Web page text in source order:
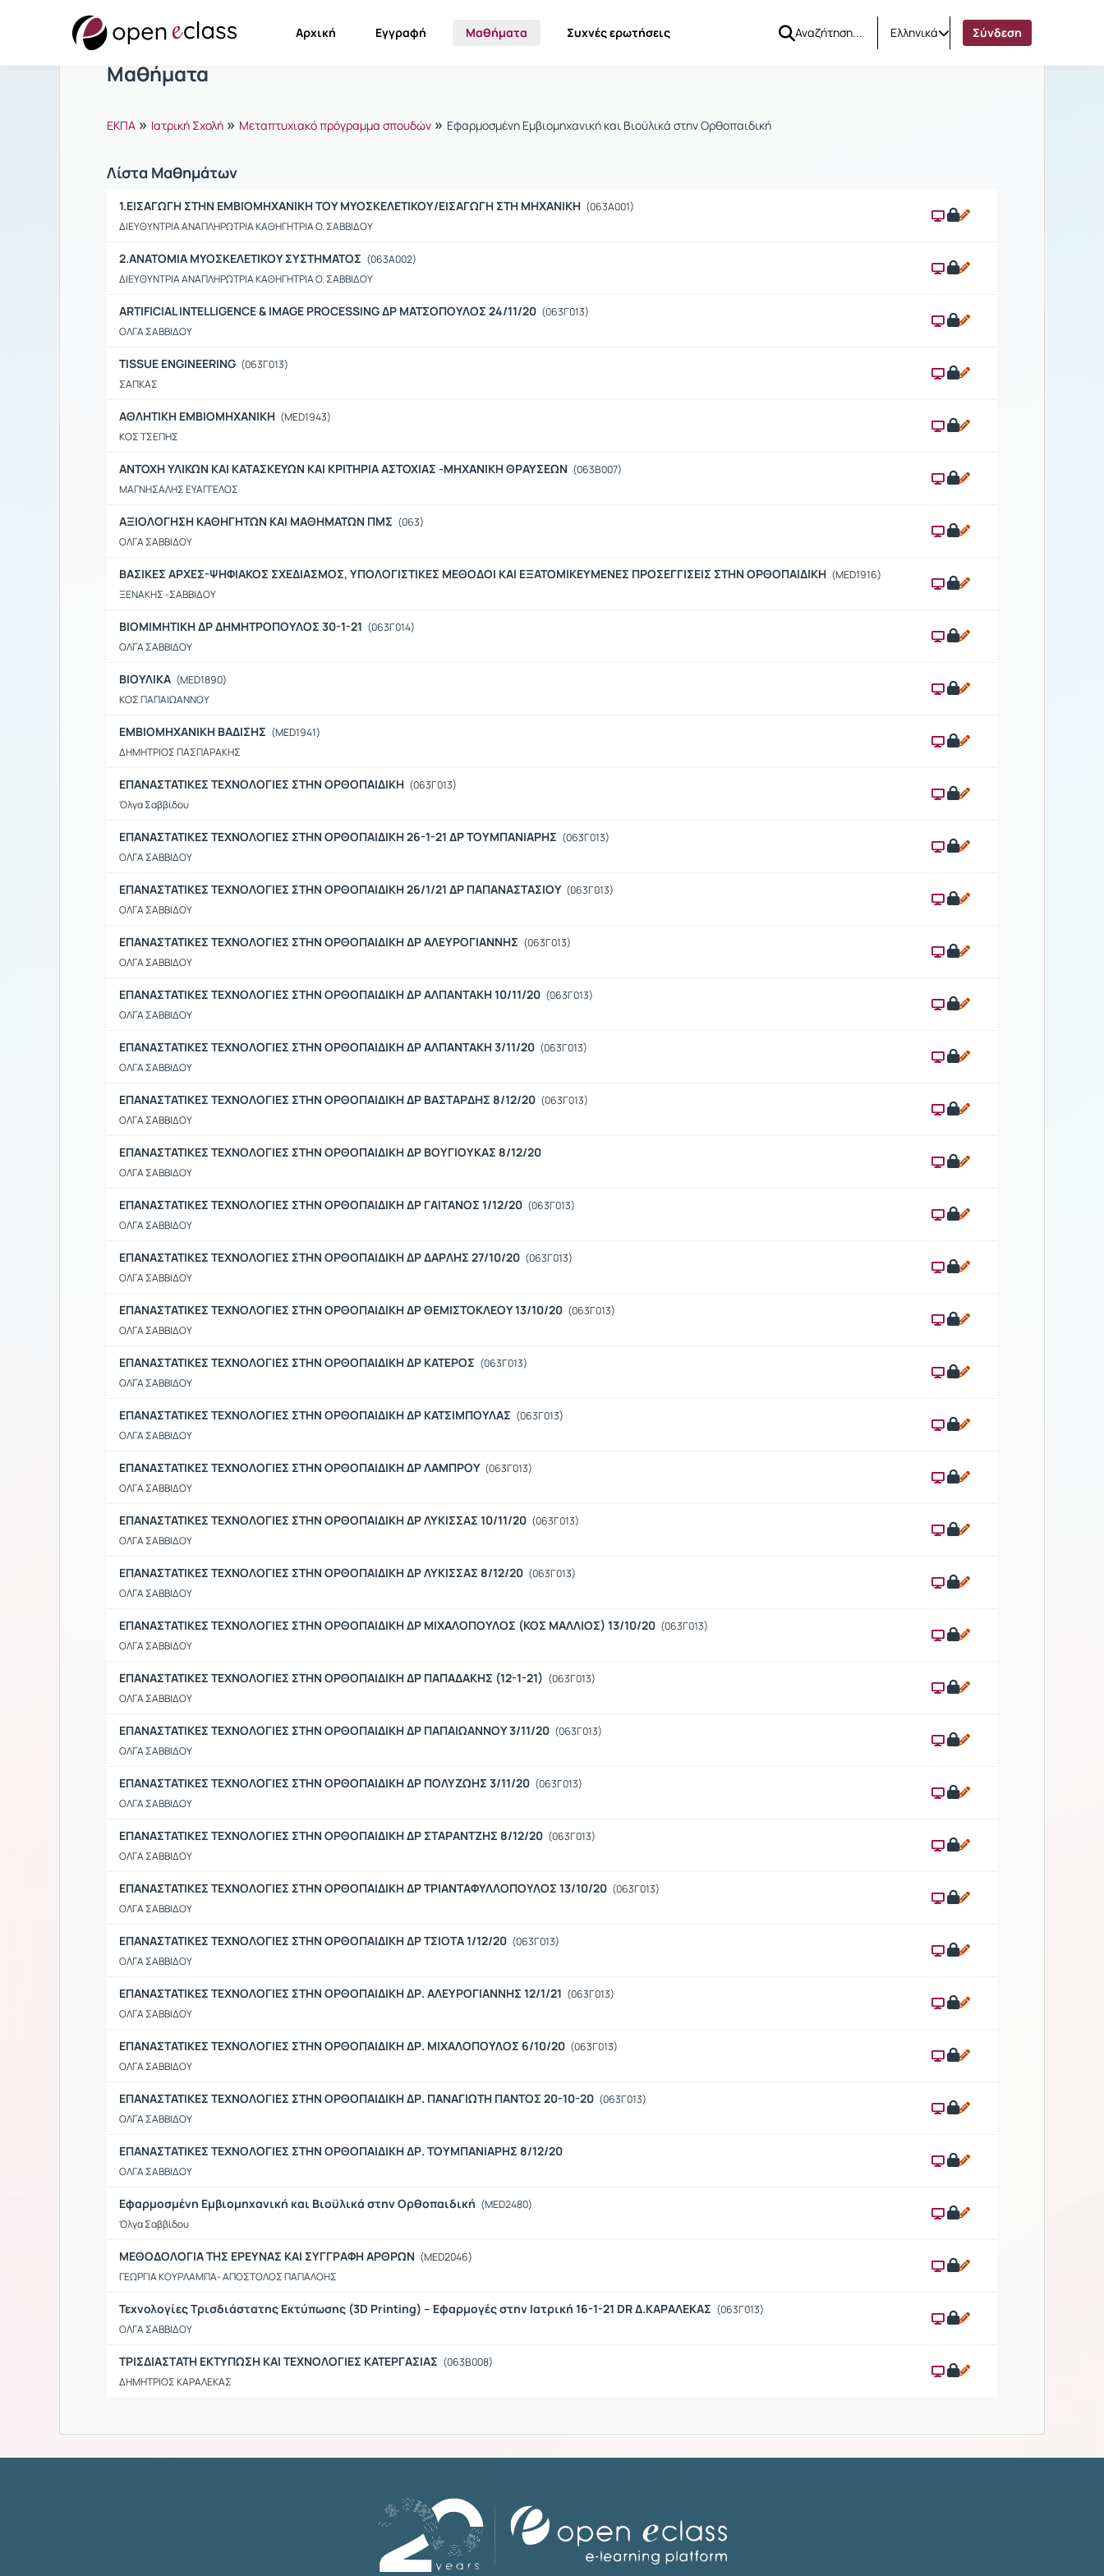
Αρχική Εγγραφή Μαθήματα Συχνές ερωτήσεις Ελληνικά Σύνδεση
Μαθήματα
ΕΚΠΑ » Ιατρική Σχολή » Μεταπτυχιακό πρόγραμμα σπουδών » Εφαρμοσμένη Εμβιομηχανική και Βιοϋλικά στην Ορθοπαιδική
Λίστα Μαθημάτων
1.ΕΙΣΑΓΩΓΗ ΣΤΗΝ ΕΜΒΙΟΜΗΧΑΝΙΚΗ ΤΟΥ ΜΥΟΣΚΕΛΕΤΙΚΟΥ/ΕΙΣΑΓΩΓΗ ΣΤΗ ΜΗΧΑΝΙΚΗ (063Α001)
ΔΙΕΥΘΥΝΤΡΙΑ ΑΝΑΠΛΗΡΩΤΡΙΑ ΚΑΘΗΓΗΤΡΙΑ Ο. ΣΑΒΒΙΔΟΥ
2.ΑΝΑΤΟΜΙΑ ΜΥΟΣΚΕΛΕΤΙΚΟΥ ΣΥΣΤΗΜΑΤΟΣ (063Α002)
ΔΙΕΥΘΥΝΤΡΙΑ ΑΝΑΠΛΗΡΩΤΡΙΑ ΚΑΘΗΓΗΤΡΙΑ Ο. ΣΑΒΒΙΔΟΥ
ARTIFICIAL INTELLIGENCE & IMAGE PROCESSING ΔΡ ΜΑΤΣΟΠΟΥΛΟΣ 24/11/20 (063Γ013)
ΟΛΓΑ ΣΑΒΒΙΔΟΥ
TISSUE ENGINEERING (063Γ013)
ΣΑΠΚΑΣ
ΑΘΛΗΤΙΚΗ ΕΜΒΙΟΜΗΧΑΝΙΚΗ (MED1943)
ΚΟΣ ΤΣΕΠΗΣ
ΑΝΤΟΧΗ ΥΛΙΚΩΝ ΚΑΙ ΚΑΤΑΣΚΕΥΩΝ ΚΑΙ ΚΡΙΤΗΡΙΑ ΑΣΤΟΧΙΑΣ -ΜΗΧΑΝΙΚΗ ΘΡΑΥΣΕΩΝ (063Β007)
ΜΑΓΝΗΣΑΛΗΣ ΕΥΑΓΓΕΛΟΣ
ΑΞΙΟΛΟΓΗΣΗ ΚΑΘΗΓΗΤΩΝ ΚΑΙ ΜΑΘΗΜΑΤΩΝ ΠΜΣ (063)
ΟΛΓΑ ΣΑΒΒΙΔΟΥ
ΒΑΣΙΚΕΣ ΑΡΧΕΣ-ΨΗΦΙΑΚΟΣ ΣΧΕΔΙΑΣΜΟΣ, ΥΠΟΛΟΓΙΣΤΙΚΕΣ ΜΕΘΟΔΟΙ ΚΑΙ ΕΞΑΤΟΜΙΚΕΥΜΕΝΕΣ ΠΡΟΣΕΓΓΙΣΕΙΣ ΣΤΗΝ ΟΡΘΟΠΑΙΔΙΚΗ (MED1916)
ΞΕΝΑΚΗΣ -ΣΑΒΒΙΔΟΥ
ΒΙΟΜΙΜΗΤΙΚΗ ΔΡ ΔΗΜΗΤΡΟΠΟΥΛΟΣ 30-1-21 (063Γ014)
ΟΛΓΑ ΣΑΒΒΙΔΟΥ
ΒΙΟΥΛΙΚΑ (MED1890)
ΚΟΣ ΠΑΠΑΙΩΑΝΝΟΥ
ΕΜΒΙΟΜΗΧΑΝΙΚΗ ΒΑΔΙΣΗΣ (MED1941)
ΔΗΜΗΤΡΙΟΣ ΠΑΣΠΑΡΑΚΗΣ
ΕΠΑΝΑΣΤΑΤΙΚΕΣ ΤΕΧΝΟΛΟΓΙΕΣ ΣΤΗΝ ΟΡΘΟΠΑΙΔΙΚΗ (063Γ013)
Όλγα Σαββίδου
ΕΠΑΝΑΣΤΑΤΙΚΕΣ ΤΕΧΝΟΛΟΓΙΕΣ ΣΤΗΝ ΟΡΘΟΠΑΙΔΙΚΗ 26-1-21 ΔΡ ΤΟΥΜΠΑΝΙΑΡΗΣ (063Γ013)
ΟΛΓΑ ΣΑΒΒΙΔΟΥ
ΕΠΑΝΑΣΤΑΤΙΚΕΣ ΤΕΧΝΟΛΟΓΙΕΣ ΣΤΗΝ ΟΡΘΟΠΑΙΔΙΚΗ 26/1/21 ΔΡ ΠΑΠΑΝΑΣΤΑΣΙΟΥ (063Γ013)
ΟΛΓΑ ΣΑΒΒΙΔΟΥ
ΕΠΑΝΑΣΤΑΤΙΚΕΣ ΤΕΧΝΟΛΟΓΙΕΣ ΣΤΗΝ ΟΡΘΟΠΑΙΔΙΚΗ ΔΡ ΑΛΕΥΡΟΓΙΑΝΝΗΣ (063Γ013)
ΟΛΓΑ ΣΑΒΒΙΔΟΥ
ΕΠΑΝΑΣΤΑΤΙΚΕΣ ΤΕΧΝΟΛΟΓΙΕΣ ΣΤΗΝ ΟΡΘΟΠΑΙΔΙΚΗ ΔΡ ΑΛΠΑΝΤΑΚΗ 10/11/20 (063Γ013)
ΟΛΓΑ ΣΑΒΒΙΔΟΥ
ΕΠΑΝΑΣΤΑΤΙΚΕΣ ΤΕΧΝΟΛΟΓΙΕΣ ΣΤΗΝ ΟΡΘΟΠΑΙΔΙΚΗ ΔΡ ΑΛΠΑΝΤΑΚΗ 3/11/20 (063Γ013)
ΟΛΓΑ ΣΑΒΒΙΔΟΥ
ΕΠΑΝΑΣΤΑΤΙΚΕΣ ΤΕΧΝΟΛΟΓΙΕΣ ΣΤΗΝ ΟΡΘΟΠΑΙΔΙΚΗ ΔΡ ΒΑΣΤΑΡΔΗΣ 8/12/20 (063Γ013)
ΟΛΓΑ ΣΑΒΒΙΔΟΥ
ΕΠΑΝΑΣΤΑΤΙΚΕΣ ΤΕΧΝΟΛΟΓΙΕΣ ΣΤΗΝ ΟΡΘΟΠΑΙΔΙΚΗ ΔΡ ΒΟΥΓΙΟΥΚΑΣ 8/12/20
ΟΛΓΑ ΣΑΒΒΙΔΟΥ
ΕΠΑΝΑΣΤΑΤΙΚΕΣ ΤΕΧΝΟΛΟΓΙΕΣ ΣΤΗΝ ΟΡΘΟΠΑΙΔΙΚΗ ΔΡ ΓΑΙΤΑΝΟΣ 1/12/20 (063Γ013)
ΟΛΓΑ ΣΑΒΒΙΔΟΥ
ΕΠΑΝΑΣΤΑΤΙΚΕΣ ΤΕΧΝΟΛΟΓΙΕΣ ΣΤΗΝ ΟΡΘΟΠΑΙΔΙΚΗ ΔΡ ΔΑΡΛΗΣ 27/10/20 (063Γ013)
ΟΛΓΑ ΣΑΒΒΙΔΟΥ
ΕΠΑΝΑΣΤΑΤΙΚΕΣ ΤΕΧΝΟΛΟΓΙΕΣ ΣΤΗΝ ΟΡΘΟΠΑΙΔΙΚΗ ΔΡ ΘΕΜΙΣΤΟΚΛΕΟΥ 13/10/20 (063Γ013)
ΟΛΓΑ ΣΑΒΒΙΔΟΥ
ΕΠΑΝΑΣΤΑΤΙΚΕΣ ΤΕΧΝΟΛΟΓΙΕΣ ΣΤΗΝ ΟΡΘΟΠΑΙΔΙΚΗ ΔΡ ΚΑΤΕΡΟΣ (063Γ013)
ΟΛΓΑ ΣΑΒΒΙΔΟΥ
ΕΠΑΝΑΣΤΑΤΙΚΕΣ ΤΕΧΝΟΛΟΓΙΕΣ ΣΤΗΝ ΟΡΘΟΠΑΙΔΙΚΗ ΔΡ ΚΑΤΣΙΜΠΟΥΛΑΣ (063Γ013)
ΟΛΓΑ ΣΑΒΒΙΔΟΥ
ΕΠΑΝΑΣΤΑΤΙΚΕΣ ΤΕΧΝΟΛΟΓΙΕΣ ΣΤΗΝ ΟΡΘΟΠΑΙΔΙΚΗ ΔΡ ΛΑΜΠΡΟΥ (063Γ013)
ΟΛΓΑ ΣΑΒΒΙΔΟΥ
ΕΠΑΝΑΣΤΑΤΙΚΕΣ ΤΕΧΝΟΛΟΓΙΕΣ ΣΤΗΝ ΟΡΘΟΠΑΙΔΙΚΗ ΔΡ ΛΥΚΙΣΣΑΣ 10/11/20 (063Γ013)
ΟΛΓΑ ΣΑΒΒΙΔΟΥ
ΕΠΑΝΑΣΤΑΤΙΚΕΣ ΤΕΧΝΟΛΟΓΙΕΣ ΣΤΗΝ ΟΡΘΟΠΑΙΔΙΚΗ ΔΡ ΛΥΚΙΣΣΑΣ 8/12/20 (063Γ013)
ΟΛΓΑ ΣΑΒΒΙΔΟΥ
ΕΠΑΝΑΣΤΑΤΙΚΕΣ ΤΕΧΝΟΛΟΓΙΕΣ ΣΤΗΝ ΟΡΘΟΠΑΙΔΙΚΗ ΔΡ ΜΙΧΑΛΟΠΟΥΛΟΣ (ΚΟΣ ΜΑΛΛΙΟΣ) 13/10/20 (063Γ013)
ΟΛΓΑ ΣΑΒΒΙΔΟΥ
ΕΠΑΝΑΣΤΑΤΙΚΕΣ ΤΕΧΝΟΛΟΓΙΕΣ ΣΤΗΝ ΟΡΘΟΠΑΙΔΙΚΗ ΔΡ ΠΑΠΑΔΑΚΗΣ (12-1-21) (063Γ013)
ΟΛΓΑ ΣΑΒΒΙΔΟΥ
ΕΠΑΝΑΣΤΑΤΙΚΕΣ ΤΕΧΝΟΛΟΓΙΕΣ ΣΤΗΝ ΟΡΘΟΠΑΙΔΙΚΗ ΔΡ ΠΑΠΑΙΩΑΝΝΟΥ 3/11/20 (063Γ013)
ΟΛΓΑ ΣΑΒΒΙΔΟΥ
ΕΠΑΝΑΣΤΑΤΙΚΕΣ ΤΕΧΝΟΛΟΓΙΕΣ ΣΤΗΝ ΟΡΘΟΠΑΙΔΙΚΗ ΔΡ ΠΟΛΥΖΩΗΣ 3/11/20 (063Γ013)
ΟΛΓΑ ΣΑΒΒΙΔΟΥ
ΕΠΑΝΑΣΤΑΤΙΚΕΣ ΤΕΧΝΟΛΟΓΙΕΣ ΣΤΗΝ ΟΡΘΟΠΑΙΔΙΚΗ ΔΡ ΣΤΑΡΑΝΤΖΗΣ 8/12/20 (063Γ013)
ΟΛΓΑ ΣΑΒΒΙΔΟΥ
ΕΠΑΝΑΣΤΑΤΙΚΕΣ ΤΕΧΝΟΛΟΓΙΕΣ ΣΤΗΝ ΟΡΘΟΠΑΙΔΙΚΗ ΔΡ ΤΡΙΑΝΤΑΦΥΛΛΟΠΟΥΛΟΣ 13/10/20 (063Γ013)
ΟΛΓΑ ΣΑΒΒΙΔΟΥ
ΕΠΑΝΑΣΤΑΤΙΚΕΣ ΤΕΧΝΟΛΟΓΙΕΣ ΣΤΗΝ ΟΡΘΟΠΑΙΔΙΚΗ ΔΡ ΤΣΙΟΤΑ 1/12/20 (063Γ013)
ΟΛΓΑ ΣΑΒΒΙΔΟΥ
ΕΠΑΝΑΣΤΑΤΙΚΕΣ ΤΕΧΝΟΛΟΓΙΕΣ ΣΤΗΝ ΟΡΘΟΠΑΙΔΙΚΗ ΔΡ. ΑΛΕΥΡΟΓΙΑΝΝΗΣ 12/1/21 (063Γ013)
ΟΛΓΑ ΣΑΒΒΙΔΟΥ
ΕΠΑΝΑΣΤΑΤΙΚΕΣ ΤΕΧΝΟΛΟΓΙΕΣ ΣΤΗΝ ΟΡΘΟΠΑΙΔΙΚΗ ΔΡ. ΜΙΧΑΛΟΠΟΥΛΟΣ 6/10/20 (063Γ013)
ΟΛΓΑ ΣΑΒΒΙΔΟΥ
ΕΠΑΝΑΣΤΑΤΙΚΕΣ ΤΕΧΝΟΛΟΓΙΕΣ ΣΤΗΝ ΟΡΘΟΠΑΙΔΙΚΗ ΔΡ. ΠΑΝΑΓΙΩΤΗ ΠΑΝΤΟΣ 20-10-20 (063Γ013)
ΟΛΓΑ ΣΑΒΒΙΔΟΥ
ΕΠΑΝΑΣΤΑΤΙΚΕΣ ΤΕΧΝΟΛΟΓΙΕΣ ΣΤΗΝ ΟΡΘΟΠΑΙΔΙΚΗ ΔΡ. ΤΟΥΜΠΑΝΙΑΡΗΣ 8/12/20
ΟΛΓΑ ΣΑΒΒΙΔΟΥ
Εφαρμοσμένη Εμβιομηχανική και Βιοϋλικά στην Ορθοπαιδική (MED2480)
Όλγα Σαββίδου
ΜΕΘΟΔΟΛΟΓΙΑ ΤΗΣ ΕΡΕΥΝΑΣ ΚΑΙ ΣΥΓΓΡΑΦΗ ΑΡΘΡΩΝ (MED2046)
ΓΕΩΡΓΙΑ ΚΟΥΡΛΑΜΠΑ- ΑΠΟΣΤΟΛΟΣ ΠΑΠΑΛΟΗΣ
Τεχνολογίες Τρισδιάστατης Εκτύπωσης (3D Printing) – Εφαρμογές στην Ιατρική 16-1-21 DR Δ.ΚΑΡΑΛΕΚΑΣ (063Γ013)
ΟΛΓΑ ΣΑΒΒΙΔΟΥ
ΤΡΙΣΔΙΑΣΤΑΤΗ ΕΚΤΥΠΩΣΗ ΚΑΙ ΤΕΧΝΟΛΟΓΙΕΣ ΚΑΤΕΡΓΑΣΙΑΣ (063Β008)
ΔΗΜΗΤΡΙΟΣ ΚΑΡΑΛΕΚΑΣ